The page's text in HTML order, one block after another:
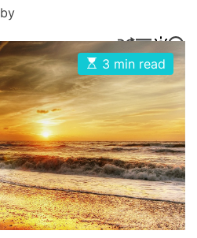
S
H
U
F
L
E
M
E
N
U
S
W
I
T
C
H
C
O
L
O
R
M
O
D
S
E
A
R
H
by
E
s
t
i
m
a
t
e
d
r
e
a
d
t
3 min read